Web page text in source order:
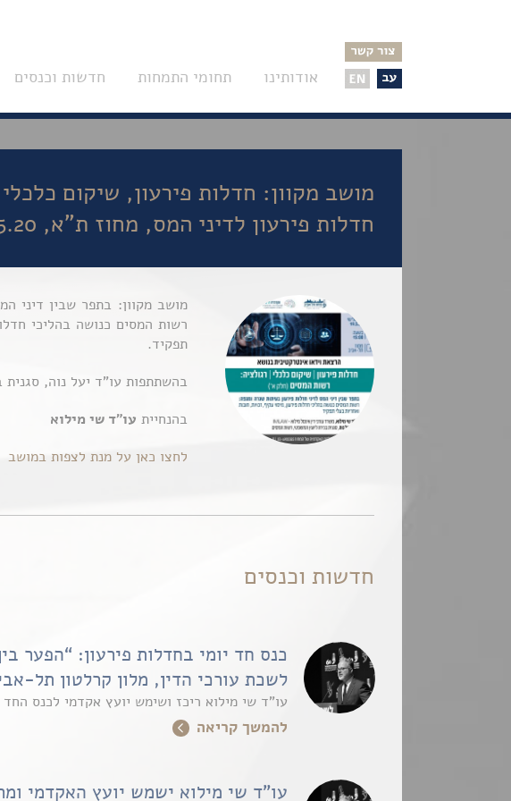
חדשות וכנסים תחומי התמחות אודותינו
מושב מקוון: חדלות פירעון, שיקום
חדלות פירעון לדיני המס, מחוז ת”א, 19.5.20
מושב מקוון: בתפר שבין דיני
רשות המסים כנושה בהליכי
תפקיד.
בהשתתפות עו”ד יעל נוה,
בהנחיית עו”ד שי מילוא
לחצו כאן על מנת לצפות במושב
חדשות וכנסים